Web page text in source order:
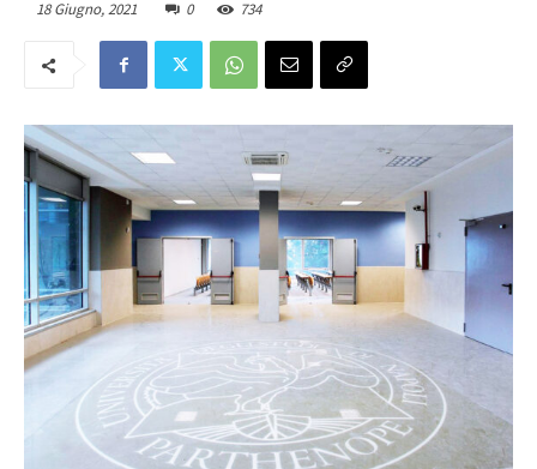
18 Giugno, 2021 0 734